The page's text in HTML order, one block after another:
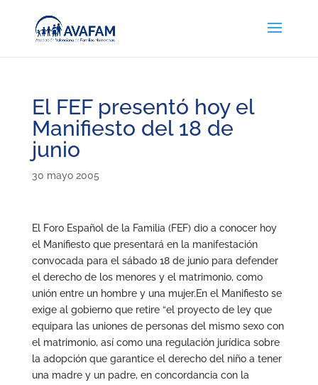
El FEF presentó hoy el
Manifiesto del 18 de
junio
30 mayo 2005
El Foro Español de la Familia (FEF) dio a conocer hoy
el Manifiesto que presentará en la manifestación
convocada para el sábado 18 de junio para defender
el derecho de los menores y el matrimonio, como
unión entre un hombre y una mujer.En el Manifiesto se
exige al gobierno que retire “el proyecto de ley que
equipara las uniones de personas del mismo sexo con
el matrimonio, así como una regulación jurídica sobre
la adopción que garantice el derecho del niño a tener
una madre y un padre, en concordancia con la